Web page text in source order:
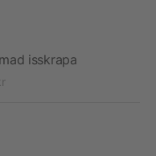
isskrapa